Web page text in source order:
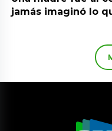
jamás imaginó lo